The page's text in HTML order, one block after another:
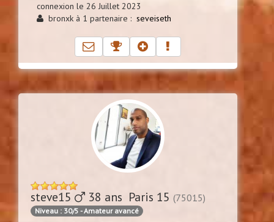
connexion le 26 Juillet 2023
bronxk à 1 partenaire : seveiseth
steve15 38 ans Paris 15 (75015)
Niveau : 30/5 - Amateur avancé